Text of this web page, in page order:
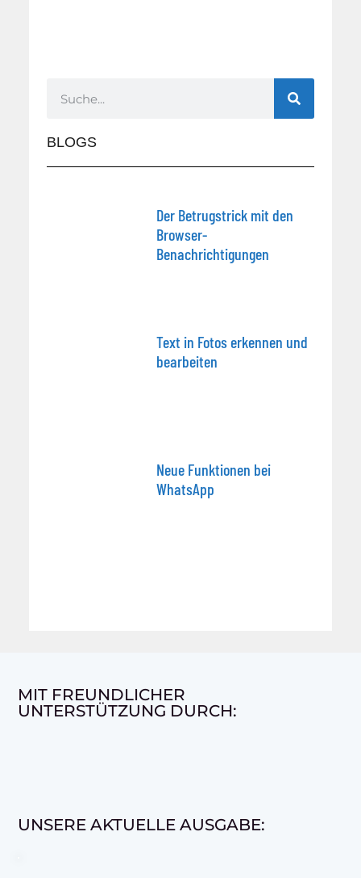
BLOGS
Der Betrugstrick mit den
Browser-
Benachrichtigungen
Text in Fotos erkennen und
bearbeiten
Neue Funktionen bei
WhatsApp
MIT FREUNDLICHER
UNTERSTÜTZUNG DURCH:
UNSERE AKTUELLE AUSGABE: